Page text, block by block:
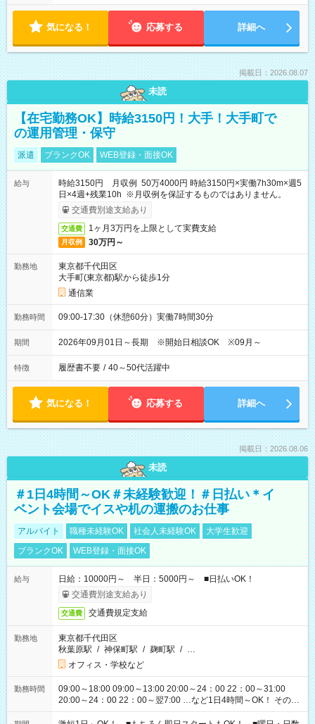
気になる！ 応募する 詳細へ
掲載日：2026.08.07
未読
【在宅勤務OK】時給3150円！大手！大手町で
の運用管理・保守
派遣 ブランクOK WEB登録・面接OK
給与
時給3150円 月収例 50万4000円 時給3150円×実働7h30m×週5
日×4週+残業10h ※月収例を保証するものではありません。
交通費別途支給あり
交通費 1ヶ月3万円を上限として実費支給
月収例 30万円～
勤務地
東京都千代田区
大手町(東京都)駅から徒歩1分
通信業
勤務時間 09:00-17:30（休憩60分）実働7時間30分
期間 2026年09月01日～長期 ※開始日相談OK ※09月～
特徴 履歴書不要 / 40～50代活躍中
気になる！ 応募する 詳細へ
掲載日：2026.08.06
未読
＃1日4時間～OK＃未経験歓迎！＃日払い＊イ
ベント会場でイスや机の運搬のお仕事
アルバイト 職種未経験OK 社会人未経験OK
大学生歓迎
ブランクOK
WEB登録・面接OK
給与
日給：10000円～ 半日：5000円～ ■日払いOK！
交通費別途支給あり
交通費 交通費規定支給
勤務地
東京都千代田区
秋葉原駅 / 神保町駅 / 麹町駅 / …
オフィス・学校など
勤務時間
09:00～18:00 09:00～13:00 20:00～24：00 22：00～31:00
20:00～24：00 22：00～翌7:00 …など1日4時間～OK！ その他
シフトもございます！ お気軽にご相談ください！